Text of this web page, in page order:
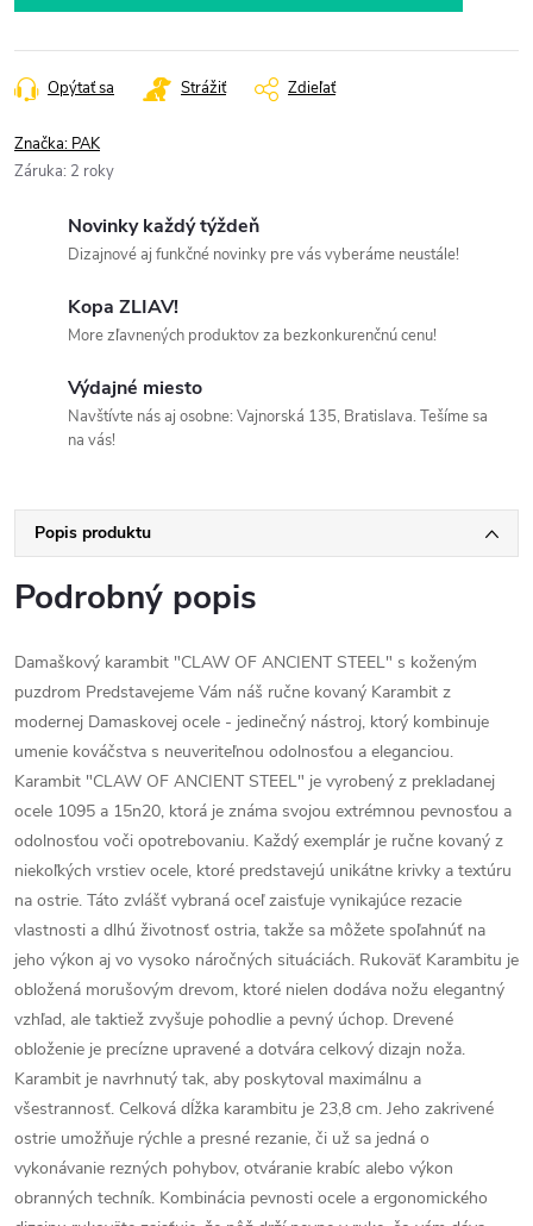
Opýtať sa Strážiť Zdieľať
Značka: PAK
Záruka: 2 roky
Novinky každý týždeň
Dizajnové aj funkčné novinky pre vás vyberáme neustále!
Kopa ZLIAV!
More zľavnených produktov za bezkonkurenčnú cenu!
Výdajné miesto
Navštívte nás aj osobne: Vajnorská 135, Bratislava. Tešíme sa
na vás!
Popis produktu
Podrobný popis
Damaškový karambit "CLAW OF ANCIENT STEEL" s koženým
puzdrom Predstavejeme Vám náš ručne kovaný Karambit z
modernej Damaskovej ocele - jedinečný nástroj, ktorý kombinuje
umenie kováčstva s neuveriteľnou odolnosťou a eleganciou.
Karambit "CLAW OF ANCIENT STEEL" je vyrobený z prekladanej
ocele 1095 a 15n20, ktorá je známa svojou extrémnou pevnosťou a
odolnosťou voči opotrebovaniu. Každý exemplár je ručne kovaný z
niekoľkých vrstiev ocele, ktoré predstavejú unikátne krivky a textúru
na ostrie. Táto zvlášť vybraná oceľ zaisťuje vynikajúce rezacie
vlastnosti a dlhú životnosť ostria, takže sa môžete spoľahnúť na
jeho výkon aj vo vysoko náročných situáciách. Rukoväť Karambitu je
obložená morušovým drevom, ktoré nielen dodáva nožu elegantný
vzhľad, ale taktiež zvyšuje pohodlie a pevný úchop. Drevené
obloženie je precízne upravené a dotvára celkový dizajn noža.
Karambit je navrhnutý tak, aby poskytoval maximálnu a
všestrannosť. Celková dĺžka karambitu je 23,8 cm. Jeho zakrivené
ostrie umožňuje rýchle a presné rezanie, či už sa jedná o
vykonávanie rezných pohybov, otváranie krabíc alebo výkon
obranných techník. Kombinácia pevnosti ocele a ergonomického